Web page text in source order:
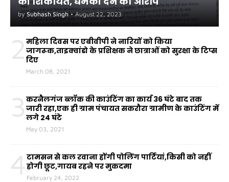
by Subhash Singh • August 22, 2023
2 महिला दिवस पर एबीवीपी ने नारियों को किया
जागरूक,ताइक्वांडो के प्रशिक्षक ने छात्राओं को सुरक्षा के टिप्स
दिए
March 08, 2021
3 करनैलगंज ब्लॉक की काउंटिंग का कार्य 36 घंटे बाद तक
जारी रहा,एक ही ग्राम पंचायत सकरौरा ग्रामीण के काउंटिंग में
लगे 24 घंटे
May 03, 2021
4 टामसन से कल रवाना होंगी पोलिंग पार्टियां,किसी को नहीं
होगी छूट,गायब रहने पर मुकदमा
February 24, 2022